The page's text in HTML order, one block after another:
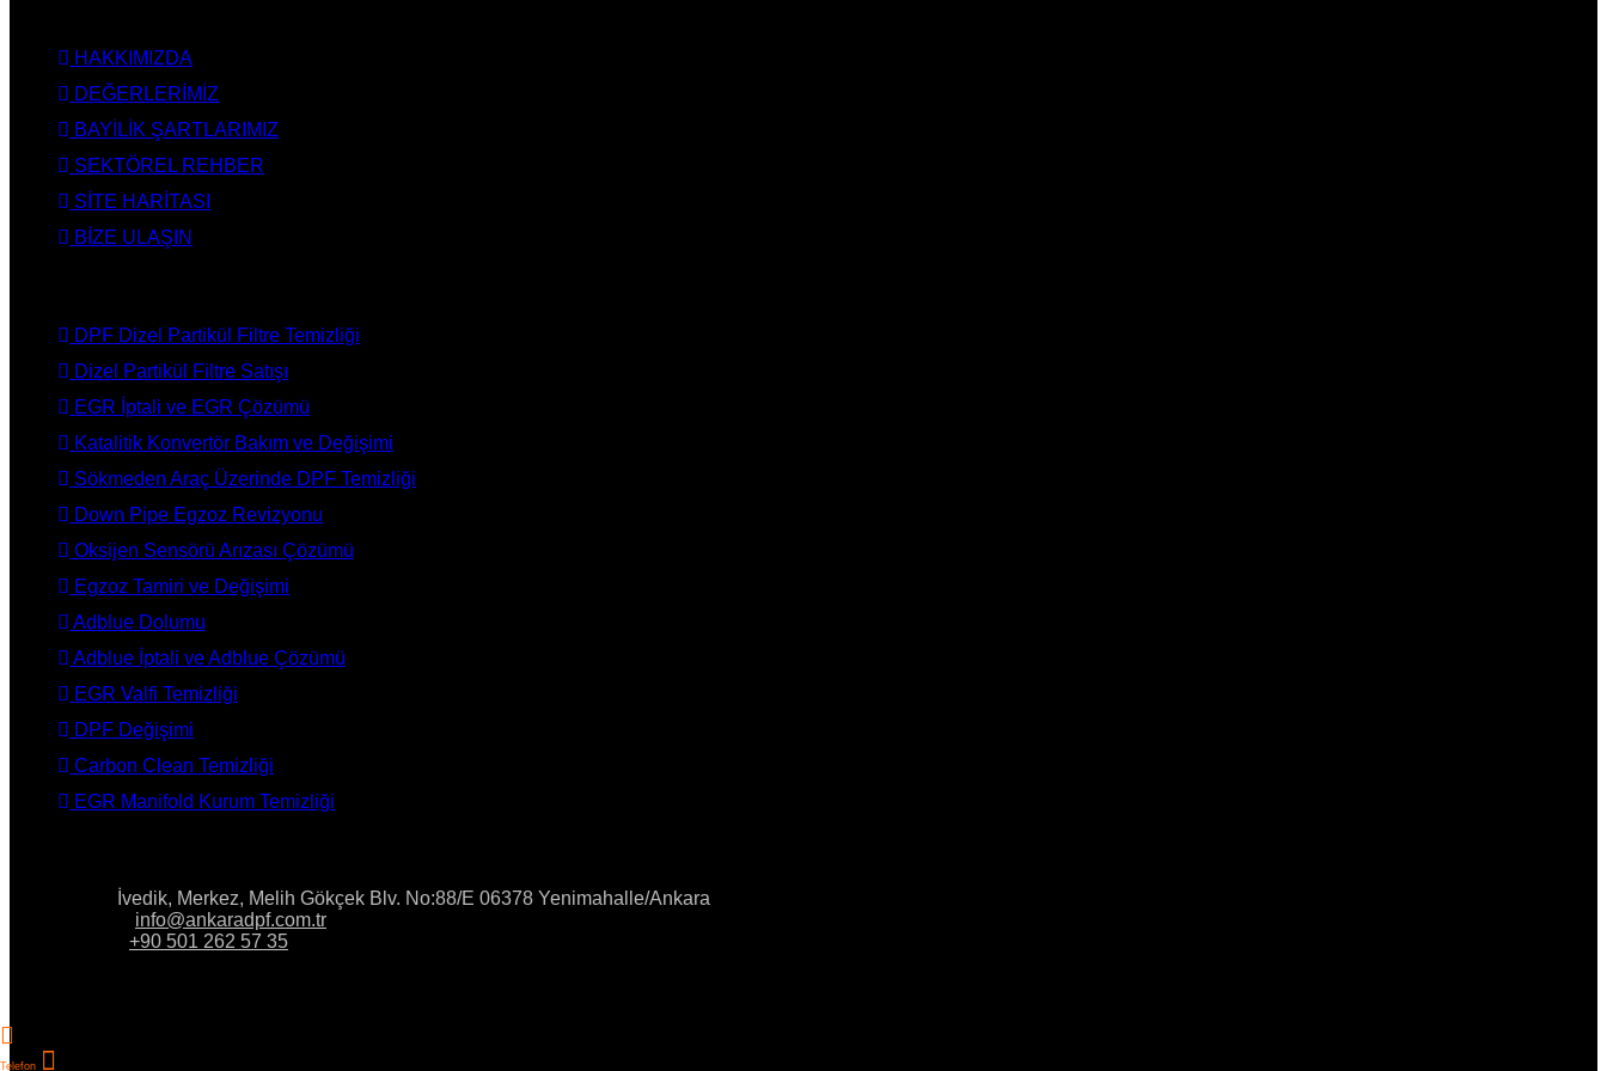
Telefon
HAKKIMIZDA
DEĞERLERİMİZ
BAYİLİK ŞARTLARIMIZ
SEKTÖREL REHBER
SİTE HARİTASI
BİZE ULAŞIN
DPF Dizel Partikül Filtre Temizliği
Dizel Partikül Filtre Satışı
EGR İptali ve EGR Çözümü
Katalitik Konvertör Bakım ve Değişimi
Sökmeden Araç Üzerinde DPF Temizliği
Down Pipe Egzoz Revizyonu
Oksijen Sensörü Arızası Çözümü
Egzoz Tamiri ve Değişimi
Adblue Dolumu
Adblue İptali ve Adblue Çözümü
EGR Valfi Temizliği
DPF Değişimi
Carbon Clean Temizliği
EGR Manifold Kurum Temizliği
İvedik, Merkez, Melih Gökçek Blv. No:88/E 06378 Yenimahalle/Ankara
info@ankaradpf.com.tr
+90 501 262 57 35